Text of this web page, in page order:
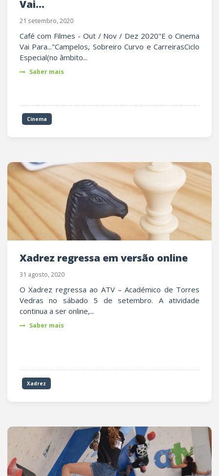
Vai...
21 setembro, 2020
Café com Filmes - Out / Nov / Dez 2020"E o Cinema
Vai Para..."Campelos, Sobreiro Curvo e CarreirasCiclo
Especial(no âmbito...
Saber mais
Cinema
Xadrez regressa em versão online
31 agosto, 2020
O Xadrez regressa ao ATV – Académico de Torres
Vedras no sábado 5 de setembro. A atividade
continua a ser online,...
Saber mais
Xadrez